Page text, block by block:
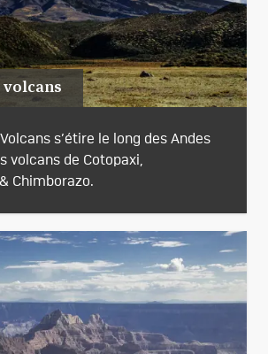
volcans
s’étire le long des Andes
volcans de Cotopaxi,
Chimborazo.